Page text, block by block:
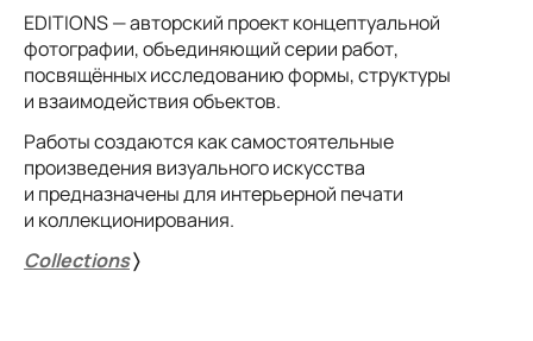
EDITIONS — авторский проект концептуальной
фотографии, объединяющий серии работ,
посвящённых исследованию формы, структуры
и взаимодействия объектов.
Работы создаются как самостоятельные
произведения визуального искусства
и предназначены для интерьерной печати
и коллекционирования.
Collections〉